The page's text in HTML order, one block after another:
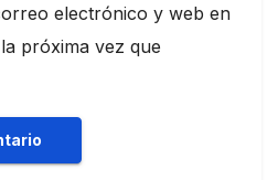
electrónico y web en
próxima vez que